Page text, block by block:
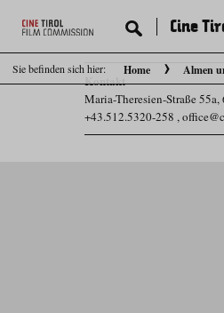
Sie befinden sich hier: Home Almen
Cine
Kontakt
Maria-Theresien-Straße
+43.512.5320-258 ,